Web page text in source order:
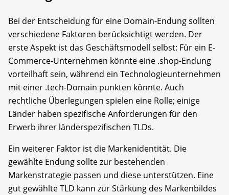
Bei der Entscheidung für eine Domain-Endung sollten
verschiedene Faktoren berücksichtigt werden. Der
erste Aspekt ist das Geschäftsmodell selbst: Für ein E-
Commerce-Unternehmen könnte eine .shop-Endung
vorteilhaft sein, während ein Technologieunternehmen
mit einer .tech-Domain punkten könnte. Auch
rechtliche Überlegungen spielen eine Rolle; einige
Länder haben spezifische Anforderungen für den
Erwerb ihrer länderspezifischen TLDs.
Ein weiterer Faktor ist die Markenidentität. Die
gewählte Endung sollte zur bestehenden
Markenstrategie passen und diese unterstützen. Eine
gut gewählte TLD kann zur Stärkung des Markenbildes